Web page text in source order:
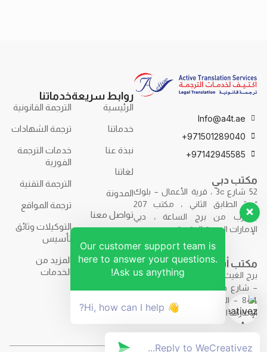
Info@a4t.ae
971501289040+
97142945585+
مكتب دبي
52 شارع 3c ، قرية الأعمال – بلوك
“ب” الطابق الثاني ، مكتب 207
بالقرب من برج الساعة ، دبي
الإمارات العربية المتحدة.
مكتب أبوظبي
برج الغيث – F9R7+7H2 – برج الغيث
– شارع حمدان بن محمد – مكتب
844 – الطابق الثامن – أبوظبي –
الإمارات العربية المتحدة
روابط سريعة
الرئيسية
خدماتنا
نبذة عنا
لغاتنا
المدونة
تواصل معنا
خدماتنا
الترجمة القانونية
ترجمة الشهادات
خدمات الترجمة
الفورية
الترجمة التقنية
ترجمة المواقع
التوكيلات وثائق
تأسيس
المزيد من
الخدمات
Our customer support team is
here to answer your questions.
Ask us anything!
👋 Hi, how can I help?